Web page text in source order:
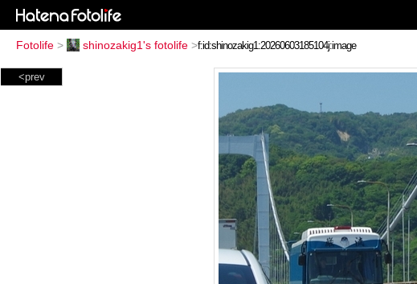
Fotolife > shinozakig1's fotolife >
<prev